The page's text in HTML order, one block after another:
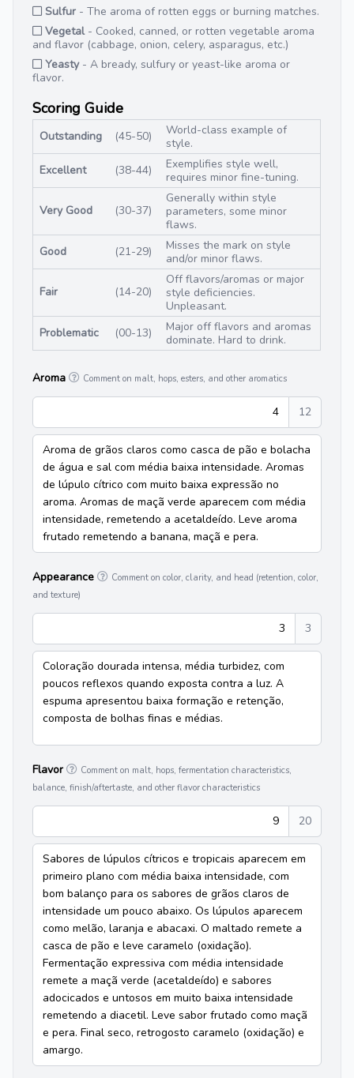
Sulfur - The aroma of rotten eggs or burning matches.
Vegetal- Cooked, canned, or rotten vegetable aroma
and flavor (cabbage, onion, celery, asparagus, etc.)
Yeasty- A bready, sulfury or yeast-like aroma or
flavor.
Scoring Guide
Outstanding (45-50)
World-class example of
style.
Excellent
(38-44)
Exemplifies style well,
requires minor fine-tuning.
Very Good (30-37)
Generally within style
parameters, some minor
flaws.
Good
(21-29)
Misses the mark on style
and/or minor flaws.
Fair (14-20)
Off flavors/aromas or major
style deficiencies.
Unpleasant.
Problematic
(00-13)
Major off flavors and aromas
dominate. Hard to drink.
Aroma Comment on malt, hops, esters, and other aromatics
4 12
Aroma de grãos claros como casca de pão e bolacha
de água e sal com média baixa intensidade. Aromas
de lúpulo cítrico com muito baixa expressão no
aroma. Aromas de maçã verde aparecem com média
intensidade, remetendo a acetaldeído. Leve aroma
frutado remetendo a banana, maçã e pera.
Appearance
Comment on color, clarity, and head (retention, color,
and texture)
3 3
Coloração dourada intensa, média turbidez, com
poucos reflexos quando exposta contra a luz. A
espuma apresentou baixa formação e retenção,
composta de bolhas finas e médias.
Flavor
Comment on malt, hops, fermentation characteristics,
balance, finish/aftertaste, and other flavor characteristics
9 20
Sabores de lúpulos cítricos e tropicais aparecem em
primeiro plano com média baixa intensidade, com
bom balanço para os sabores de grãos claros de
intensidade um pouco abaixo. Os lúpulos aparecem
como melão, laranja e abacaxi. O maltado remete a
casca de pão e leve caramelo (oxidação).
Fermentação expressiva com média intensidade
remete a maçã verde (acetaldeído) e sabores
adocicados e untosos em muito baixa intensidade
remetendo a diacetil. Leve sabor frutado como maçã
e pera. Final seco, retrogosto caramelo (oxidação) e
amargo.